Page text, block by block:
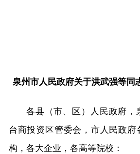
泉州市人民政府关于洪武强等同
各县（市、区）人民政府，
台商投资区管委会，市人民政府
构，各大企业，各高等院校：